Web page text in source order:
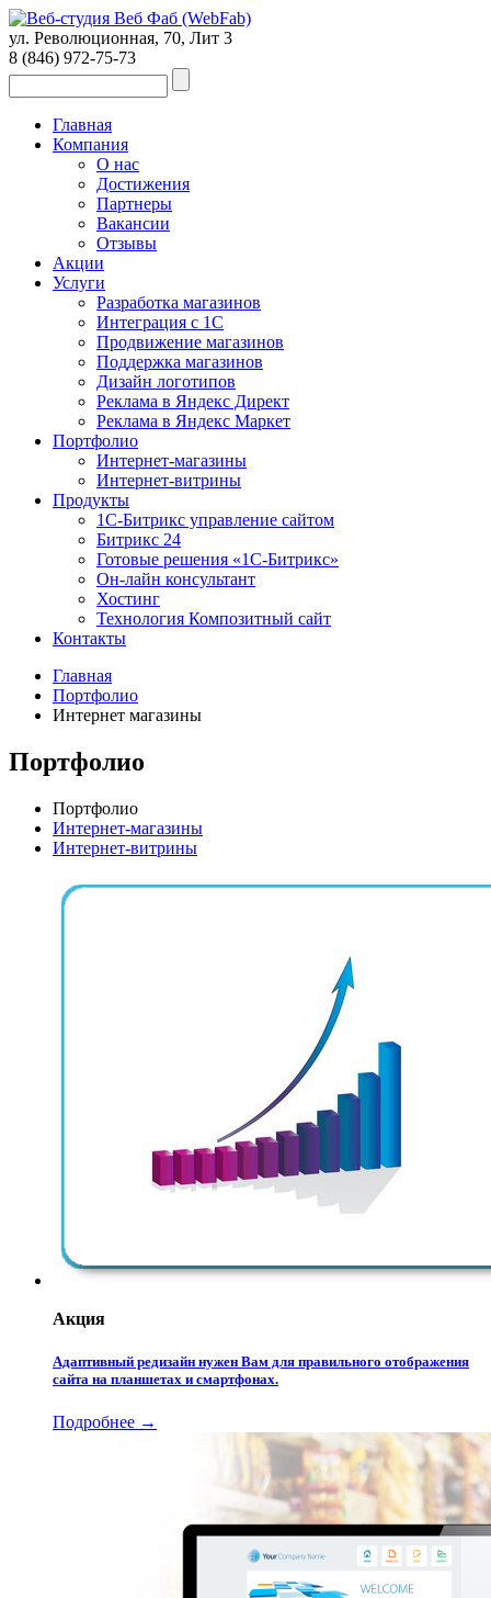
ул. Революционная, 70, Лит 3
8 (846) 972-75-73
Главная
Компания
О нас
Достижения
Партнеры
Вакансии
Отзывы
Акции
Услуги
Разработка магазинов
Интеграция с 1С
Продвижение магазинов
Поддержка магазинов
Дизайн логотипов
Реклама в Яндекс Директ
Реклама в Яндекс Маркет
Портфолио
Интернет-магазины
Интернет-витрины
Продукты
1С-Битрикс управление сайтом
Битрикс 24
Готовые решения «1С-Битрикс»
Он-лайн консультант
Хостинг
Технология Композитный сайт
Контакты
Главная
Портфолио
Интернет магазины
Портфолио
Портфолио
Интернет-магазины
Интернет-витрины
Акция
Адаптивный редизайн нужен Вам для правильного отображения
сайта на планшетах и смартфонах.
Подробнее →